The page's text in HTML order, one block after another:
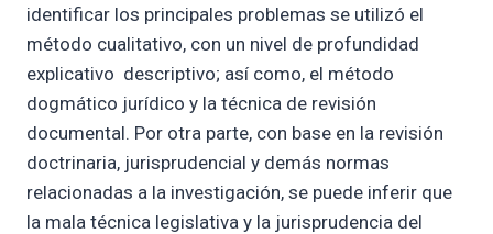
identificar los principales problemas se utilizó el
método cualitativo, con un nivel de profundidad
explicativo  descriptivo; así como, el método
dogmático jurídico y la técnica de revisión
documental. Por otra parte, con base en la revisión
doctrinaria, jurisprudencial y demás normas
relacionadas a la investigación, se puede inferir que
la mala técnica legislativa y la jurisprudencia del